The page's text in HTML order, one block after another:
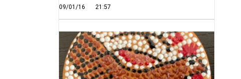
09/01/16 21:57